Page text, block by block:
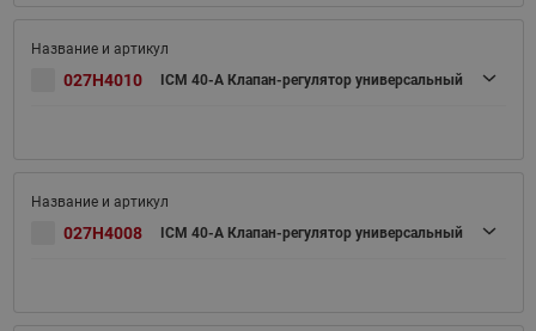
027H4010 ICM 40-A Клапан-регулятор универсальный
027H4008 ICM 40-A Клапан-регулятор универсальный